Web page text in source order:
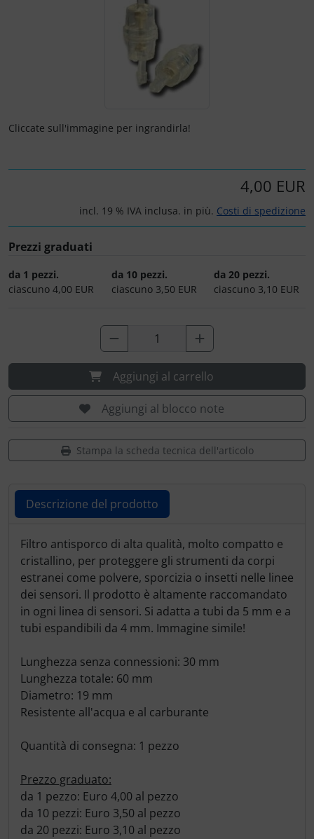
Cliccate sull'immagine per ingrandirla!
4,00 EUR
incl. 19 % IVA inclusa. in più. Costi di spedizione
Prezzi graduati
da 1 pezzi.
ciascuno 4,00 EUR
da 10 pezzi.
ciascuno 3,50 EUR
da 20 pezzi.
ciascuno 3,10 EUR
Aggiungi al carrello
Aggiungi al blocco note
Stampa la scheda tecnica dell'articolo
Descrizione del prodotto
Descrizione del prodotto
Filtro antisporco di alta qualità, molto compatto e
cristallino, per proteggere gli strumenti da corpi
estranei come polvere, sporcizia o insetti nelle linee
dei sensori. Il prodotto è altamente raccomandato
in ogni linea di sensori. Si adatta a tubi da 5 mm e a
tubi espandibili da 4 mm. Immagine simile!
Lunghezza senza connessioni: 30 mm
Lunghezza totale: 60 mm
Diametro: 19 mm
Resistente all'acqua e al carburante
Quantità di consegna: 1 pezzo
Prezzo graduato:
da 1 pezzo: Euro 4,00 al pezzo
da 10 pezzi: Euro 3,50 al pezzo
da 20 pezzi: Euro 3,10 al pezzo
Pedane per le ginocchia
Radio portatili
Rifornimento e smaltimento
Rilassamento
Varie
Gioielli
Immagini, arte, dipinti
Orologi da pilota
Per bambini piloti
Prodotti personalizzati
Rilassamento
Teglia Aviator
Vessilli decorativi
Mappe di rilievo 3D